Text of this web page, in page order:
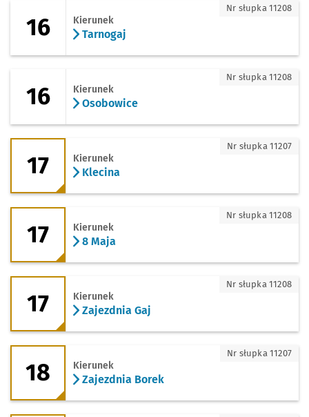
16 Kierunek
Tarnogaj
Nr słupka 11208
16 Kierunek
Osobowice
Nr słupka 11208
17 - kierunek Klecina
17 Kierunek
Klecina
Nr słupka 11207
17 - kierunek 8 Maja
17 Kierunek
8 Maja
Nr słupka 11208
17 - kierunek Zajezdnia Gaj
17 Kierunek
Zajezdnia Gaj
Nr słupka 11208
18 - kierunek Zajezdnia Borek
18 Kierunek
Zajezdnia Borek
Nr słupka 11207